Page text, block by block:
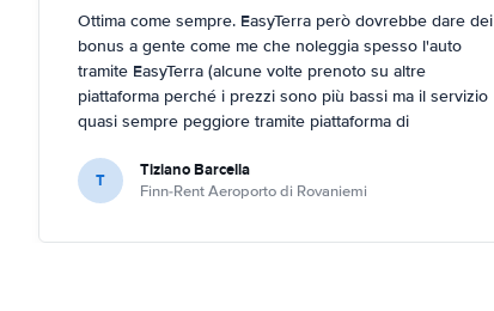
Ottima come sempre. EasyTerra però dovrebbe dare dei
bonus a gente come me che noleggia spesso l'auto
tramite EasyTerra (alcune volte prenoto su altre
piattaforma perché i prezzi sono più bassi ma il servizio
quasi sempre peggiore tramite piattaforma di
T Tiziano Barcella
Finn-Rent Aeroporto di Rovaniemi